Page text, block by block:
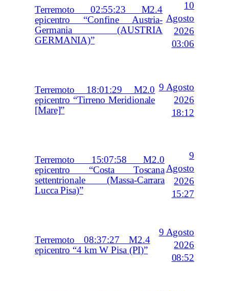
Terremoto 02:55:23 M2.4
epicentro “Confine Austria-
Germania (AUSTRIA
GERMANIA)”
10
Agosto
2026
03:06
Terremoto 18:01:29 M2.0
epicentro “Tirreno Meridionale
[Mare]”
9 Agosto
2026
18:12
Terremoto 15:07:58 M2.0
epicentro “Costa Toscana
settentrionale (Massa-Carrara
Lucca Pisa)”
9
Agosto
2026
15:27
Terremoto 08:37:27 M2.4
epicentro “4 km W Pisa (PI)”
9 Agosto
2026
08:52